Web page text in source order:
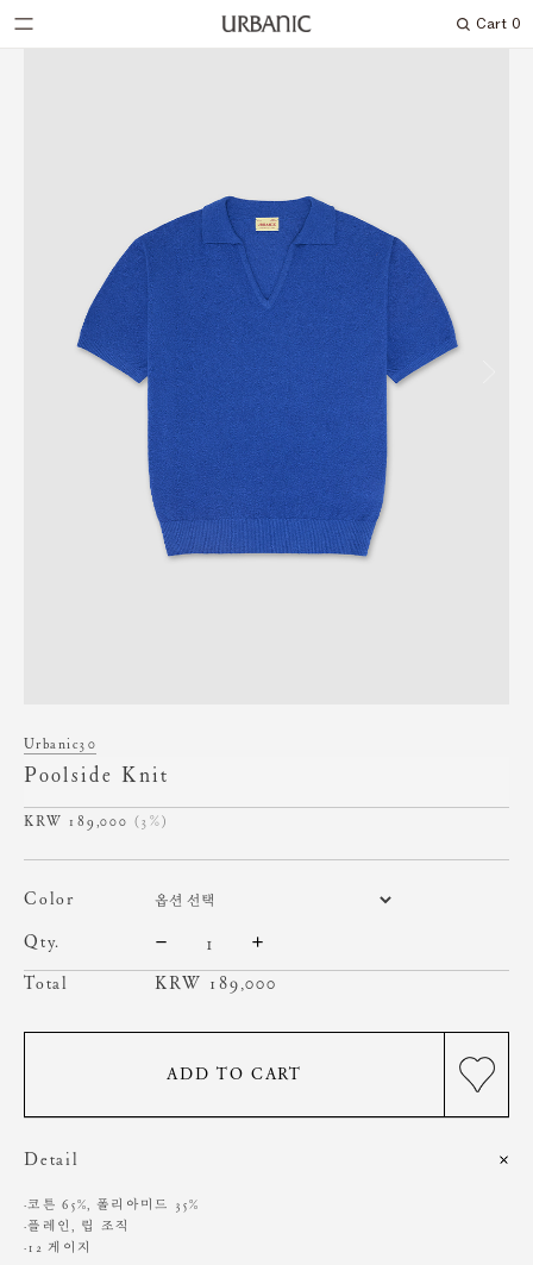
Search
Cart 0
Urbanic30
Poolside Knit
189,000 (3%)
color
qty.
Total
KRW 189,000
ADD TO CART
Detail
·코튼 65%, 폴리아미드 35%
·플레인, 립 조직
·12 게이지